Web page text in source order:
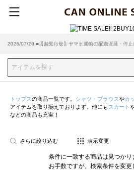
2026/07/29 ■【お知らせ】ヤマト運輸の配送遅延・停止
2026/03/18 ■店舗受け取りサービスのご案内
トップスの商品一覧です。 シャツ・ブラウスやカ
アイテムを取り揃えております。他にも スカート
などの商品も充実！
さらに絞り込む 表示変更
条件に一致する商品は見つかり
お手数ですが、検索条件を変更